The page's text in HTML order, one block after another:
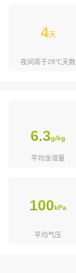
4天
夜间高于28℃天数
6.3g/kg
平均含湿量
100kPa
平均气压